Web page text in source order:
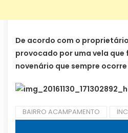
De acordo com o
provocado por uma vela que
novenário que sempre
BAIRRO ACAMPAMENTO